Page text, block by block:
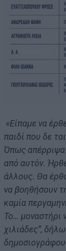
«Είπαμε να
παιδί που δε
Όπως απέρριψα
από αυτόν.
άλλους. Θα
να βοηθήσουν
καμία
Το… μοναστήρι
χιλιάδες”,